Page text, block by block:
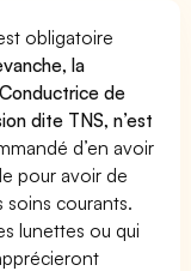
obligatoire
la
de
dite TNS, n’est
d’en avoir
pour avoir de
soins courants.
lunettes ou qui